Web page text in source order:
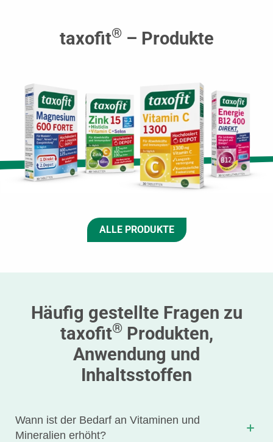
taxofit®– Produkte
ALLE PRODUKTE
Häufig gestellte Fragen zu
taxofit®Produkten,
Anwendung und
Inhaltsstoffen
Wann ist der Bedarf an Vitaminen und
Mineralien erhöht?